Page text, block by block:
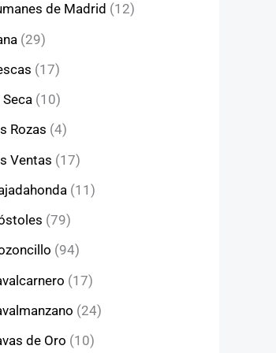
de Madrid (12)
(29)
(17)
Seca (10)
Rozas (4)
Ventas (17)
(11)
(79)
(94)
(17)
(24)
de Oro (10)